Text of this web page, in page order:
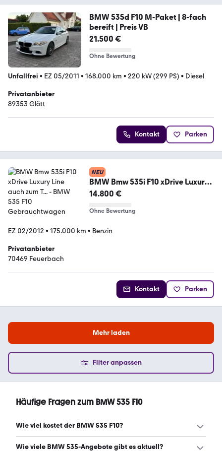
BMW 535d F10 M-Paket | 8-fach
bereift | Preis VB
21.500 €
Ohne Bewertung
Unfallfrei • EZ 05/2011 • 168.000 km • 220 kW (299 PS) • Diesel
Privatanbieter
89353 Glött
Kontakt Parken
NEU
BMW Bmw 535i F10 xDrive Luxury
Line auch zum T...
14.800 €
Ohne Bewertung
EZ 02/2012 • 175.000 km • Benzin
Privatanbieter
70469 Feuerbach
Kontakt Parken
Mehr laden
Filter anpassen
Häufige Fragen zum BMW 535 F10
Wie viel kostet der BMW 535 F10?
Ein guter Preis für einen BMW 535 F10 liegt zwischen
Wie viele BMW 535-Angebote gibt es aktuell?